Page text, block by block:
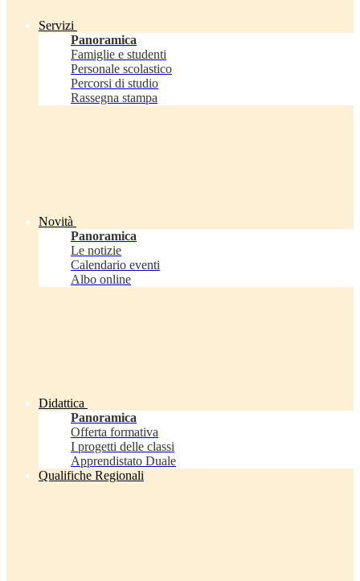
Servizi
Panoramica
Famiglie e studenti
Personale scolastico
Percorsi di studio
Rassegna stampa
Novità
Panoramica
Le notizie
Calendario eventi
Albo online
Didattica
Panoramica
Offerta formativa
I progetti delle classi
Apprendistato Duale
Qualifiche Regionali